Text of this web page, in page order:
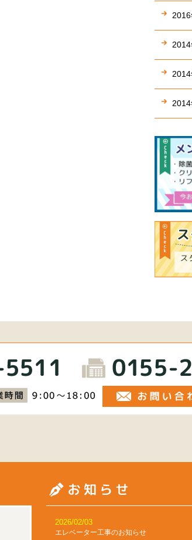
ショールーム
2026/02/03
エレベーター工事のお知らせ